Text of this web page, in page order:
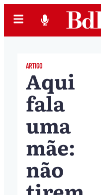
ARTIGO
Aqui
fala
uma
mãe:
não